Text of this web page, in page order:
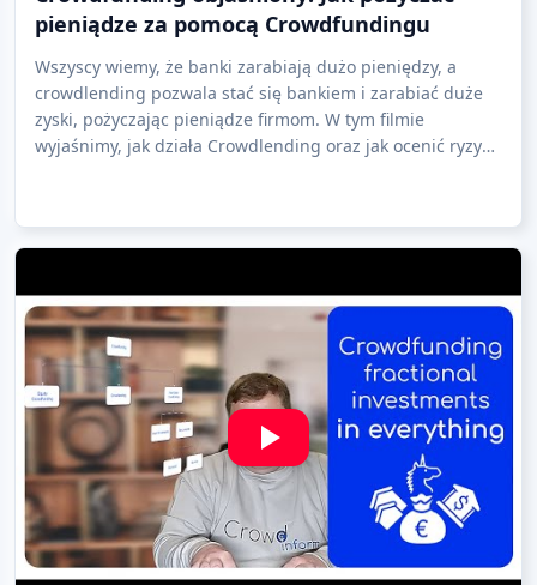
pieniądze za pomocą Crowdfundingu
Wszyscy wiemy, że banki zarabiają dużo pieniędzy, a
crowdlending pozwala stać się bankiem i zarabiać duże
zyski, pożyczając pieniądze firmom. W tym filmie
wyjaśnimy, jak działa Crowdlending oraz jak ocenić ryzyko